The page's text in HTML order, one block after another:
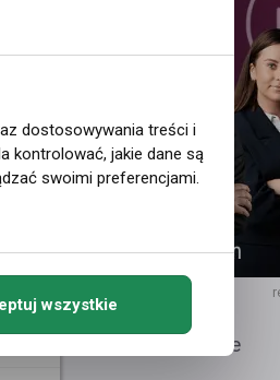
Polecane profile
dostosowywania treści i
kontrolować, jakie dane są
swoimi preferencjami.
wszystkie